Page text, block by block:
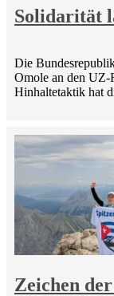
Solidarität
Die
Omole an den UZ-
Hinhaltetaktik hat
Zeichen